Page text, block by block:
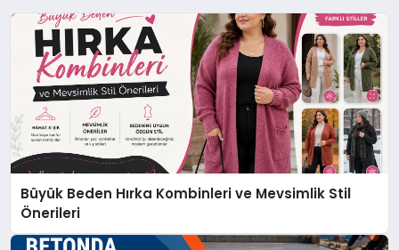
Büyük Beden Hırka Kombinleri ve Mevsimlik Stil
Önerileri